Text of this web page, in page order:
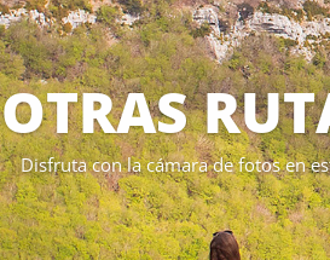
OTRAS
Disfruta con la cámara de fotos en